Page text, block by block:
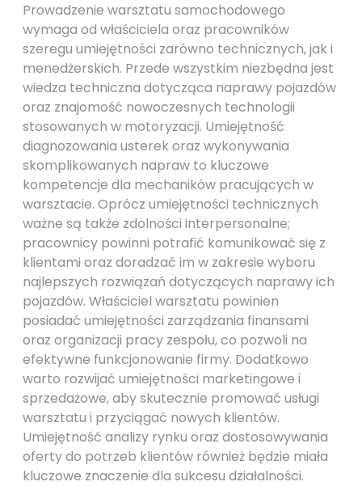
Prowadzenie warsztatu samochodowego
wymaga od właściciela oraz pracowników
szeregu umiejętności zarówno technicznych, jak i
menedżerskich. Przede wszystkim niezbędna jest
wiedza techniczna dotycząca naprawy pojazdów
oraz znajomość nowoczesnych technologii
stosowanych w motoryzacji. Umiejętność
diagnozowania usterek oraz wykonywania
skomplikowanych napraw to kluczowe
kompetencje dla mechaników pracujących w
warsztacie. Oprócz umiejętności technicznych
ważne są także zdolności interpersonalne;
pracownicy powinni potrafić komunikować się z
klientami oraz doradzać im w zakresie wyboru
najlepszych rozwiązań dotyczących naprawy ich
pojazdów. Właściciel warsztatu powinien
posiadać umiejętności zarządzania finansami
oraz organizacji pracy zespołu, co pozwoli na
efektywne funkcjonowanie firmy. Dodatkowo
warto rozwijać umiejętności marketingowe i
sprzedażowe, aby skutecznie promować usługi
warsztatu i przyciągać nowych klientów.
Umiejętność analizy rynku oraz dostosowywania
oferty do potrzeb klientów również będzie miała
kluczowe znaczenie dla sukcesu działalności.